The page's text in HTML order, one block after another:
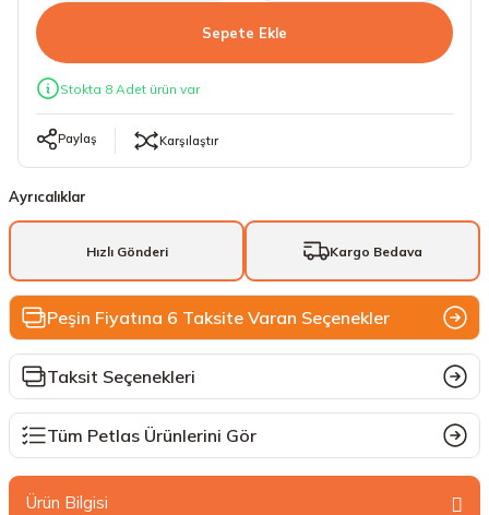
24 Lastikler
Sepete Ekle
Stokta 8 Adet ürün var
Paylaş Karşılaştır
Ayrıcalıklar
Hızlı Gönderi Kargo Bedava
Peşin Fiyatına 6 Taksite Varan Seçenekler
Taksit Seçenekleri
Tüm Petlas Ürünlerini Gör
Ürün Bilgisi